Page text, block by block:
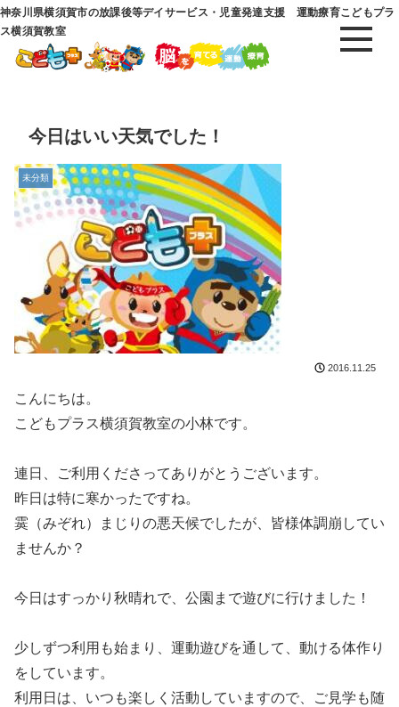
神奈川県横須賀市の放課後等デイサービス・児童発達支援 運動療育こどもプラ
ス横須賀教室
今日はいい天気でした！
未分類
2016.11.25
こんにちは。
こどもプラス横須賀教室の小林です。
連日、ご利用くださってありがとうございます。
昨日は特に寒かったですね。
霙（みぞれ）まじりの悪天候でしたが、皆様体調崩してい
ませんか？
今日はすっかり秋晴れで、公園まで遊びに行けました！
少しずつ利用も始まり、運動遊びを通して、動ける体作り
をしています。
利用日は、いつも楽しく活動していますので、ご見学も随